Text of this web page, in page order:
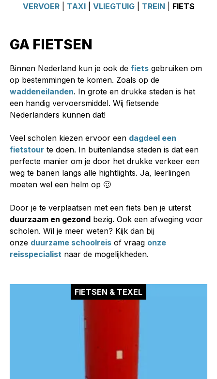
VERVOER| TAXI| VLIEGTUIG| TREIN FIETS
GA FIETSEN
Binnen Nederland kun je ook de fiets gebruiken om
op bestemmingen te komen. Zoals op de
waddeneilanden. In grote en drukke steden is het
een handig vervoersmiddel. Wij fietsende
Nederlanders kunnen dat!
Veel scholen kiezen ervoor een dagdeel een
fietstour te doen. In buitenlandse steden is dat een
perfecte manier om je door het drukke verkeer een
weg te banen langs alle hightlights. Ja, leerlingen
moeten wel een helm op 🙂
Door je te verplaatsen met een fiets ben je uiterst
duurzaam en gezond bezig. Ook een afweging voor
scholen. Wil je meer weten? Kijk dan bij
onze duurzame schoolreis of vraag onze
reisspecialist naar de mogelijkheden.
FIETSEN & TEXEL